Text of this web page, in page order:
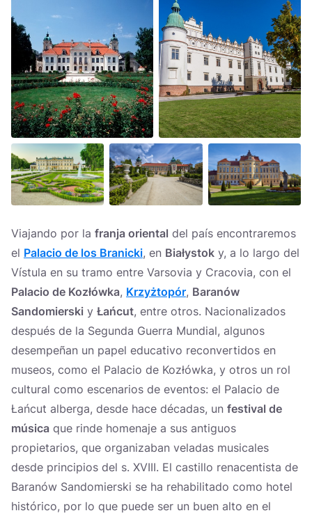
Viajando por la franja oriental del país encontraremos
el Palacio de los Branicki, en Białystok y, a lo largo del
Vístula en su tramo entre Varsovia y Cracovia, con el
Palacio de Kozłówka, Krzyżtopór, Baranów
Sandomierski y Łańcut, entre otros. Nacionalizados
después de la Segunda Guerra Mundial, algunos
desempeñan un papel educativo reconvertidos en
museos, como el Palacio de Kozłówka, y otros un rol
cultural como escenarios de eventos: el Palacio de
Łańcut alberga, desde hace décadas, un festival de
música que rinde homenaje a sus antiguos
propietarios, que organizaban veladas musicales
desde principios del s. XVIII. El castillo renacentista de
Baranów Sandomierski se ha rehabilitado como hotel
histórico, por lo que puede ser un buen alto en el